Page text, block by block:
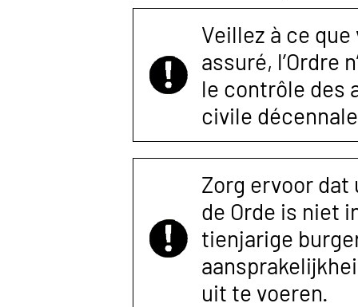
Veillez à ce
assuré, l’Ordre
le contrôle des
civile
Zorg ervoor
de Orde is niet
tienjarige
uit te voeren.